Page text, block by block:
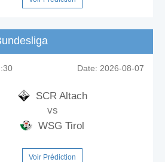
Date: 2026-08-07
SCR Altach
vs
WSG Tirol
Voir Prédiction